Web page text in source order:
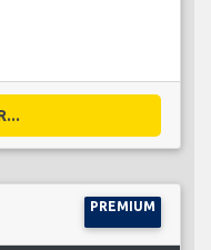
PREMIUM